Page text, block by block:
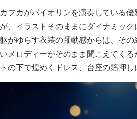
カフカがバイオリンを演奏している
が、イラストそのままにダイナミッ
躯がゆらす衣装の躍動感からは、そ
いメロディーがそのまま聞こえてく
トの下で煌めくドレス、台座の箔押し